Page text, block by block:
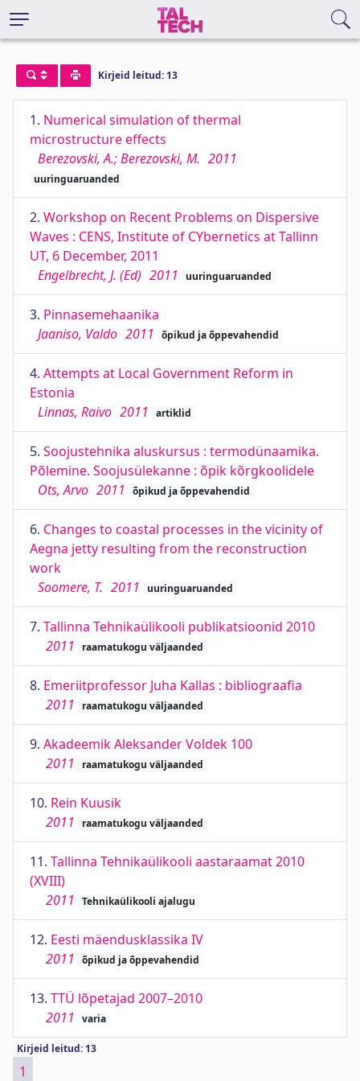
Kirjeid leitud: 13
1. Numerical simulation of thermal
microstructure effects
Berezovski, A.; Berezovski, M. 2011
uuringuaruanded
2. Workshop on Recent Problems on Dispersive
Waves : CENS, Institute of CYbernetics at Tallinn
UT, 6 December, 2011
Engelbrecht, J. (Ed) 2011 uuringuaruanded
3. Pinnasemehaanika
Jaaniso, Valdo 2011 õpikud ja õppevahendid
4. Attempts at Local Government Reform in
Estonia
Linnas, Raivo 2011 artiklid
5. Soojustehnika aluskursus : termodünaamika.
Põlemine. Soojusülekanne : õpik kõrgkoolidele
Ots, Arvo 2011 õpikud ja õppevahendid
6. Changes to coastal processes in the vicinity of
Aegna jetty resulting from the reconstruction
work
Soomere, T. 2011 uuringuaruanded
7. Tallinna Tehnikaülikooli publikatsioonid 2010
2011
raamatukogu väljaanded
8. Emeriitprofessor Juha Kallas : bibliograafia
2011
raamatukogu väljaanded
9. Akadeemik Aleksander Voldek 100
2011
raamatukogu väljaanded
10. Rein Kuusik
2011
raamatukogu väljaanded
11. Tallinna Tehnikaülikooli aastaraamat 2010
(XVIII)
2011
Tehnikaülikooli ajalugu
12. Eesti mäendusklassika IV
2011
õpikud ja õppevahendid
13. TTÜ lõpetajad 2007–2010
2011
varia
Kirjeid leitud: 13
1